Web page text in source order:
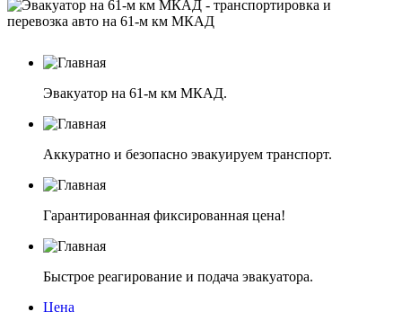
Эвакуатор на 61-м км МКАД.
Аккуратно и безопасно эвакуируем транспорт.
Гарантированная фиксированная цена!
Быстрое реагирование и подача эвакуатора.
Цена